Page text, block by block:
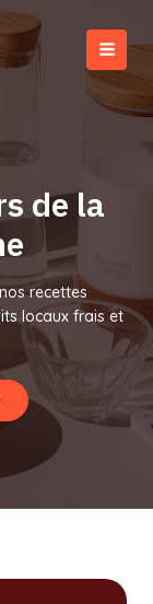
de la
recettes
locaux frais et